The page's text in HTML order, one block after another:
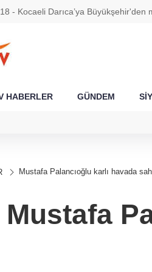
- Kocaeli Darıca’ya Büyükşehir'den
0,0018
6.500,35
HABERLER GÜNDEM
Mustafa Palancıoğlu karlı havada
Mustafa